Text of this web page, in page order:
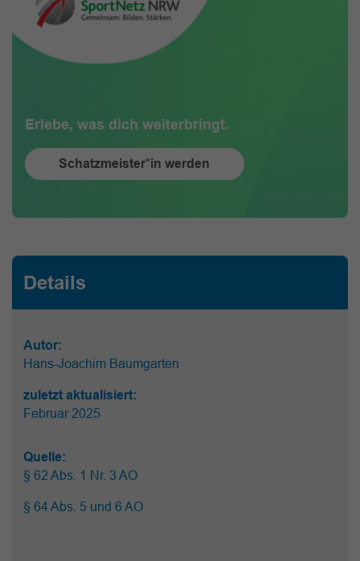
Erlebe, was dich weiterbringt.
Schatzmeister*in werden
Details
Autor:
Hans-Joachim Baumgarten
zuletzt aktualisiert:
Februar 2025
Quelle:
§ 62 Abs. 1 Nr. 3 AO
§ 64 Abs. 5 und 6 AO